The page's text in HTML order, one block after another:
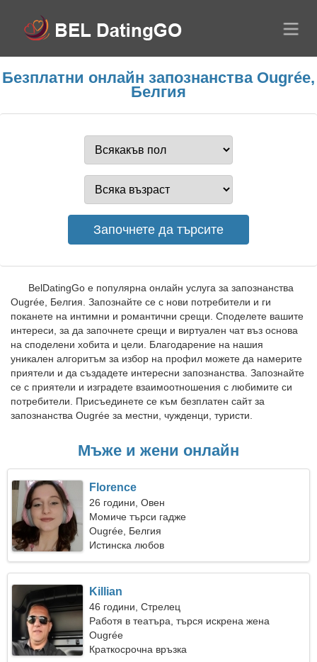
Безплатни онлайн запознанства Ougrée,
Белгия
BelDatingGo е популярна онлайн услуга за запознанства
Ougrée, Белгия. Запознайте се с нови потребители и ги
поканете на интимни и романтични срещи. Споделете вашите
интереси, за да започнете срещи и виртуален чат въз основа
на споделени хобита и цели. Благодарение на нашия
уникален алгоритъм за избор на профил можете да намерите
приятели и да създадете интересни запознанства. Запознайте
се с приятели и изградете взаимоотношения с любимите си
потребители. Присъединете се към безплатен сайт за
запознанства Ougrée за местни, чужденци, туристи.
Мъже и жени онлайн
Florence
26 години, Овен
Момиче търси гадже
Ougrée, Белгия
Истинска любов
Killian
46 години, Стрелец
Работя в театъра, търся искрена жена
Ougrée
Краткосрочна връзка